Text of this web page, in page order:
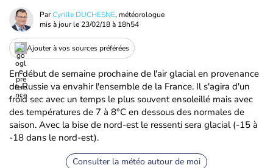
ParCyrille DUCHESNE, météorologue
mis à jour le 23/02/18 à 18h54
Ajouter à vos sources préférées
En début de semaine prochaine de l'air glacial en provenance
de Russie va envahir l'ensemble de la France. Il s'agira d'un
froid sec avec un temps le plus souvent ensoleillé mais avec
des températures de 7 à 8°C en dessous des normales de
saison. Avec la bise de nord-est le ressenti sera glacial (-15 à
-18 dans le nord-est).
Consulter la météo autour de moi